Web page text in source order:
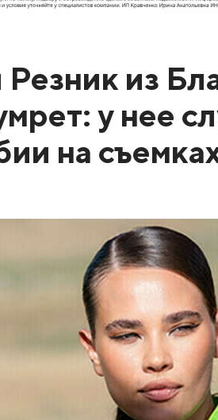
из
у нее
на